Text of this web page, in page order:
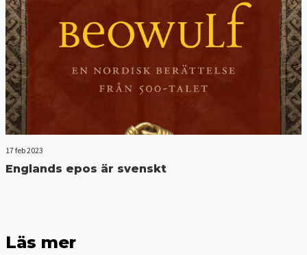
17 feb 2023
Englands epos är svenskt
Läs mer